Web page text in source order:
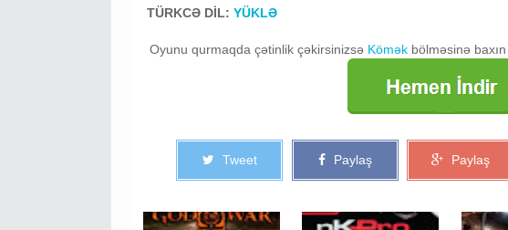
TÜRKCƏ DİL: YÜKLƏ
Oyunu qurmaqda çətinlik çəkirsinizsə Kömək bölməsinə baxın
Tweet Paylaş Paylaş